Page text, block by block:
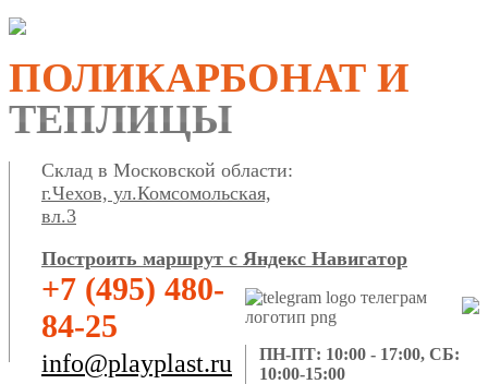
ПОЛИКАРБОНАТ И
ТЕПЛИЦЫ
Склад в Московской области:
г.Чехов, ул.Комсомольская,
вл.3
Построить маршрут с Яндекс Навигатор
+7 (495) 480-
84-25
info@playplast.ru
ПН-ПТ: 10:00 - 17:00, СБ:
10:00-15:00